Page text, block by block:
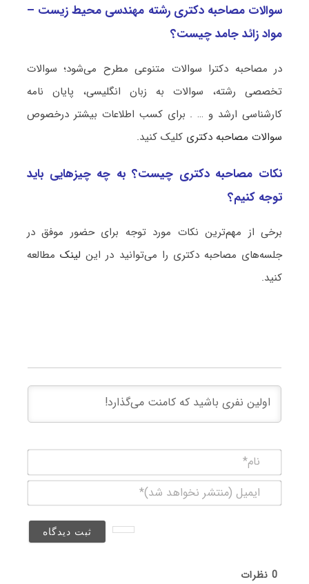
سوالات مصاحبه دکتری رشته مهندسی محیط‌ زیست –
مواد زائد جامد چیست؟
در مصاحبه دکترا سوالات متنوعی مطرح می‌شود؛ سوالات
تخصصی رشته، سوالات به زبان انگلیسی، پایان نامه
کارشناسی ارشد و … . برای کسب اطلاعات بیشتر درخصوص
سوالات مصاحبه دکتری کلیک کنید.
نکات مصاحبه دکتری چیست؟ به چه چیزهایی باید
توجه کنیم؟
برخی از مهم‌ترین نکات مورد توجه برای حضور موفق در
جلسه‌های مصاحبه دکتری را می‌توانید در این لینکمطالعه
کنید.
(منتشر
0نظرات